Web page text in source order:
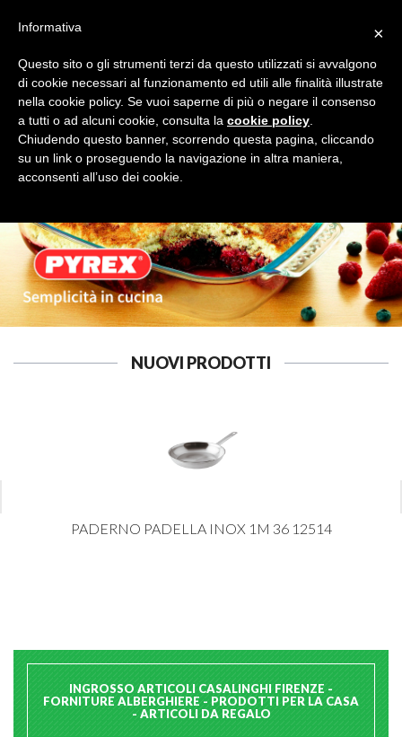
CAMPEGGIO E GIARDINO Cerca
NUOVI PRODOTTI
PADERNO PADELLA INOX 1M 36 12514
INGROSSO ARTICOLI CASALINGHI FIRENZE -
FORNITURE ALBERGHIERE - PRODOTTI PER LA CASA
- ARTICOLI DA REGALO
×
Informativa
Questo sito o gli strumenti terzi da questo utilizzati si avvalgono
di cookie necessari al funzionamento ed utili alle finalità illustrate
nella cookie policy. Se vuoi saperne di più o negare il consenso
a tutti o ad alcuni cookie, consulta la cookie policy
Chiudendo questo banner, scorrendo questa pagina, cliccando
su un link o proseguendo la navigazione in altra maniera,
acconsenti all’uso dei cookie.